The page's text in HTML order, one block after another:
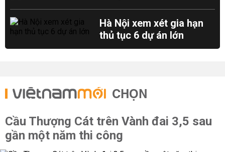
Hà Nội xem xét gia hạn
thủ tục 6 dự án lớn
CHỌN
Cầu Thượng Cát trên Vành đai 3,5 sau
gần một năm thi công